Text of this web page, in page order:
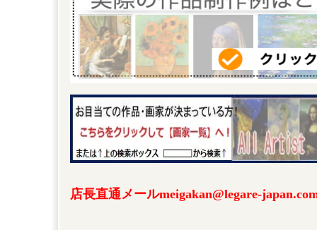
店長直通メールmeigakan@legare-